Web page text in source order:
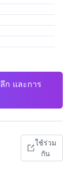
ก และการ
ใช้ร่วม
กัน